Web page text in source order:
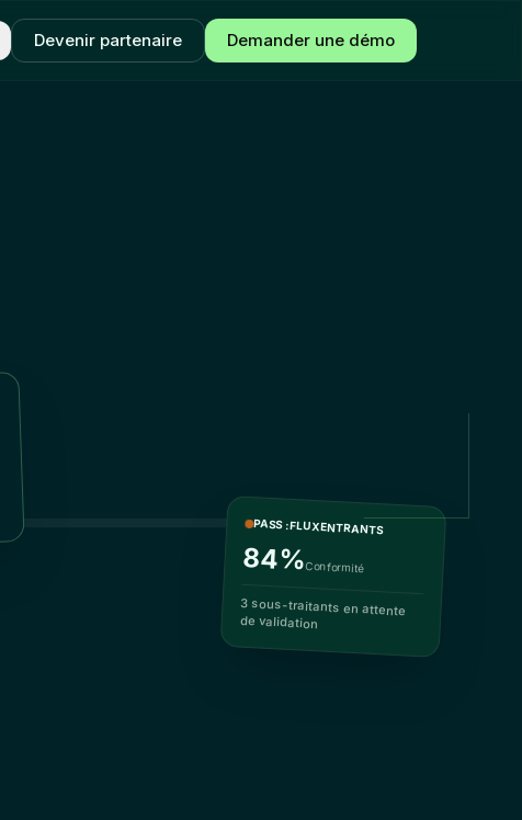
Devenir partenaire Demander une démo
PASS : FLUX ENTRANTS
84%Conformité
3 sous-traitants en attente
de validation